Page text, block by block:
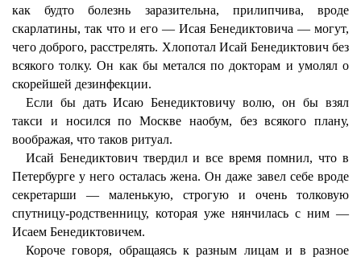
как будто болезнь заразительна, прилипчива, вроде
скарлатины, так что и его — Исая Бенедиктовича — могут,
чего доброго, расстрелять. Хлопотал Исай Бенедиктович без
всякого толку. Он как бы метался по докторам и умолял о
скорейшей дезинфекции.
Если бы дать Исаю Бенедиктовичу волю, он бы взял
такси и носился по Москве наобум, без всякого плану,
воображая, что таков ритуал.
Исай Бенедиктович твердил и все время помнил, что в
Петербурге у него осталась жена. Он даже завел себе вроде
секретарши — маленькую, строгую и очень толковую
спутницу-родственницу, которая уже нянчилась с ним —
Исаем Бенедиктовичем.
Короче говоря, обращаясь к разным лицам и в разное